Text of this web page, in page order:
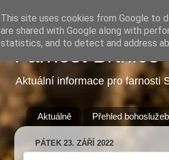
Farnost Brtnice
Aktuální informace pro farnosti
Aktuálně Přehled bohoslužeb
PÁTEK 23. ZÁŘÍ 2022
This site uses cookies from Google to
are shared with Google along with
statistics, and to detect and address